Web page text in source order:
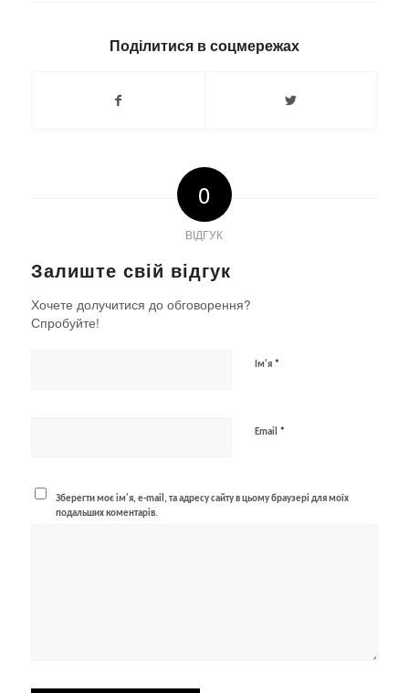
Поділитися в соцмережах
0
ВІДГУК
Залиште свій відгук
Хочете долучитися до обговорення?
Спробуйте!
Ім'я *
Email *
Зберегти моє ім'я, e-mail, та адресу сайту в цьому браузері для моїх
подальших коментарів.